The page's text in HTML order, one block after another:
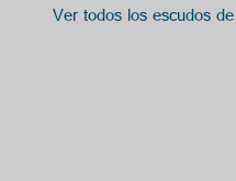
Ver todos los escudos